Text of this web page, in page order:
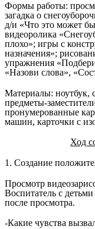
Формы работы:
загадка о
д/и «Что это может
видеоролика
плохо»; игры с
назначения»;
упражнения
«Назови слова»,
Материалы: ноутбук,
предметы-
пронумерованные
машин, карточки с
Ход
1. Создание
Просмотр
Воспитатель с
после просмотра.
-Какие чувства